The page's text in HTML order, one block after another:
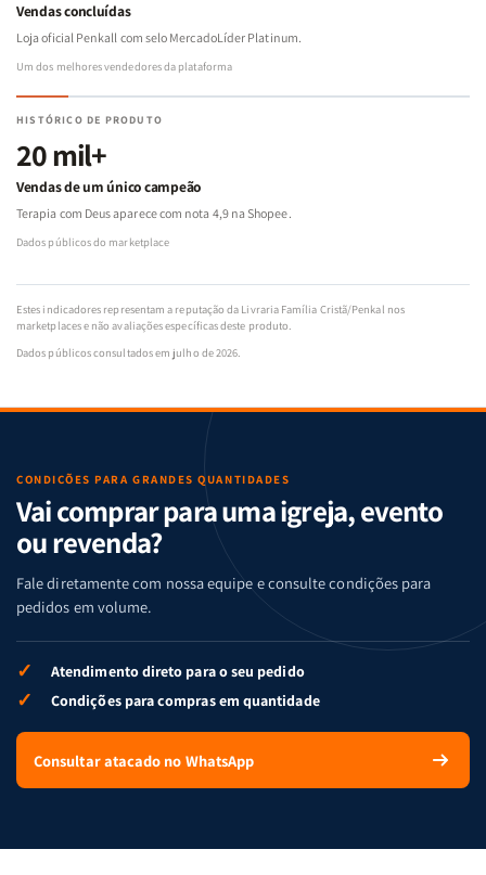
Vendas concluídas
Loja oficial Penkall com selo MercadoLíder Platinum.
Um dos melhores vendedores da plataforma
HISTÓRICO DE PRODUTO
20 mil+
Vendas de um único campeão
Terapia com Deus aparece com nota 4,9 na Shopee.
Dados públicos do marketplace
Estes indicadores representam a reputação da Livraria Família Cristã/Penkal nos
marketplaces e não avaliações específicas deste produto.
Dados públicos consultados em julho de 2026.
CONDIÇÕES PARA GRANDES QUANTIDADES
Vai comprar para uma igreja, evento
ou revenda?
Fale diretamente com nossa equipe e consulte condições para
pedidos em volume.
✓ Atendimento direto para o seu pedido
✓ Condições para compras em quantidade
Consultar atacado no WhatsApp